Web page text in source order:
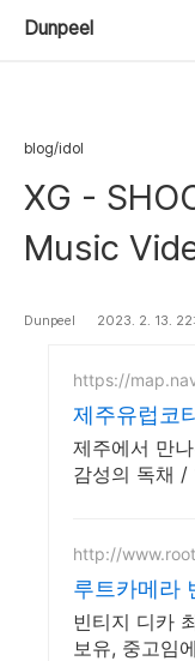
Dunpeel
blog/idol
XG -
Music
Dunpeel 2023. 2. 13.
https://
제주유럽코
지독채 프라
행, 유럽감성
제주에서 만
감성의 독채 /
제주독채에서
빗 자쿠지와
http://
루트카메라
카메라 빈티
털카메라
빈티지 디카
보유, 중고임